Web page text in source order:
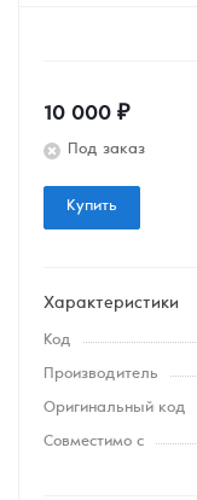
10 000 ₽
Под заказ
Купить
Характеристики
Код
Производитель
Оригинальный код
Совместимо с